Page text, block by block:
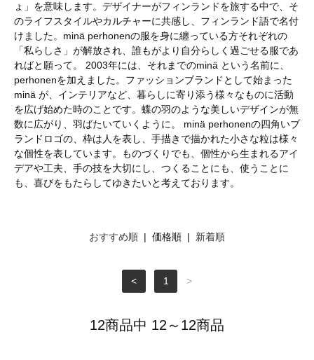
ょ」を意味します。デザイナーがフィンランドを旅する中で、そ
のライフスタイルやカルチャーに共感し、フィンランド語で名付
けました。minä perhonenの服を身に纏っている方それぞれの
「私らしさ」が解放され、誰もがより自分らしく過ごせる服であ
ればと願って。 2003年には、それまでのminä という名前に、
perhonenを加えました。ファッションブランドとして始まった
minä が、インテリアなど、暮らしに寄り添う様々なものに活動
を広げ始めた時のことです。蝶の羽のような美しいデザインが無
数に広がり、羽ばたいていくように。 minä perhonenの四角いブ
ランドロゴの、枠は人を表し、手描きで描かれた小さな粒は様々
な個性を表しています。ものづくりでも、個性から生まれるアイ
デアや工夫、手の技を大切にし、つくることにも、使うことに
も、喜びをもたらしてゆきたいと考えております。
おすすめ順 | 価格順 | 新着順
< 1 >
12商品中 12～12商品